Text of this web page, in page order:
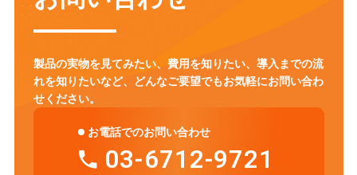
製品の実物を見てみたい、費用を知りたい、導入までの流
れを知りたいなど、
どんなご要望でもお気軽にお問い合わ
せください。
お電話でのお問い合わせ
03-6712-9721